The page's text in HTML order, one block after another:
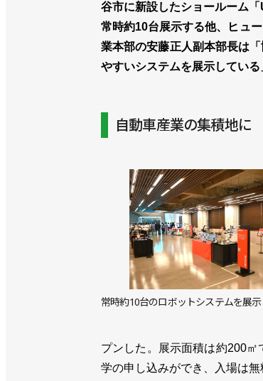
谷市に新設したショールーム
常時約10台展示する他、ヒュ
業本部の安藤正人副本部長は
やすいシステムを展示している
自動車産業の集積地に
常時約10台のロボットシステムを展示
プンした。展示面積は約200
学の申し込みができ、入場は